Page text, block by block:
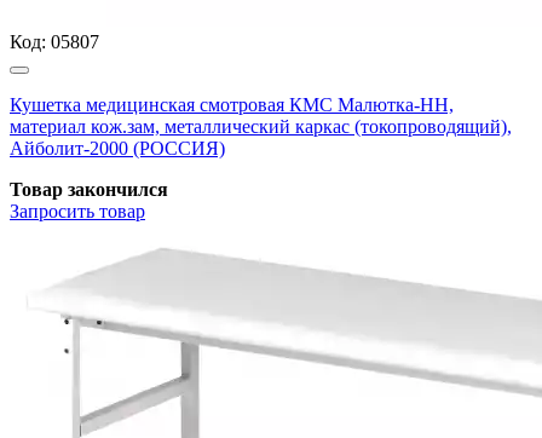
Код: 05807
Кушетка медицинская смотровая КМС Малютка-НН,
материал кож.зам, металлический каркас (токопроводящий),
Айболит-2000 (РОССИЯ)
Товар закончился
Запросить товар